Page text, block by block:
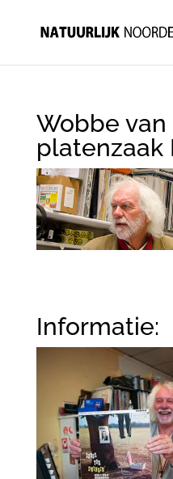
Wobbe van
platenzaak
Informatie: